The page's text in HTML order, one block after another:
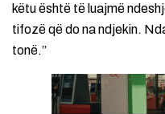
këtu është të luajmë
tifozë që do na ndjekin.
tonë.”